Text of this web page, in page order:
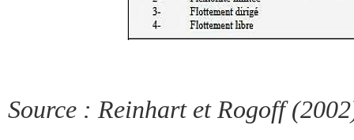
Source : Reinhart et Rogoff